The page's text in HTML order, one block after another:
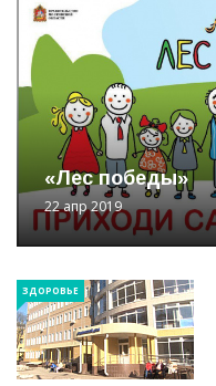
«Лес победы»
22 апр 2019
ЗДОРОВЬЕ